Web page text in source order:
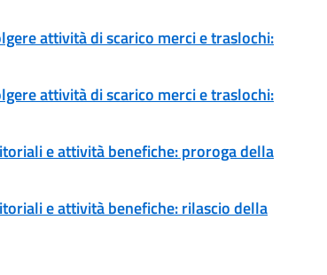
attività di scarico merci e traslochi:
attività di scarico merci e traslochi:
e attività benefiche: proroga della
e attività benefiche: rilascio della